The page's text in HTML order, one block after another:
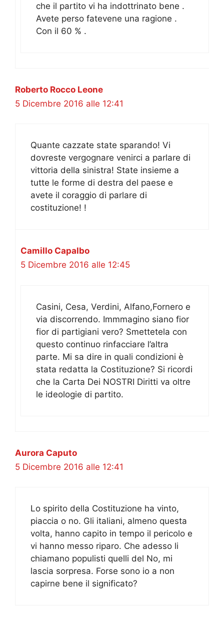
che il partito vi ha indottrinato bene .
Avete perso fatevene una ragione .
Con il 60 % .
Roberto Rocco Leone
5 Dicembre 2016 alle 12:41
Quante cazzate state sparando! Vi
dovreste vergognare venirci a parlare di
vittoria della sinistra! State insieme a
tutte le forme di destra del paese e
avete il coraggio di parlare di
costituzione! !
Camillo Capalbo
5 Dicembre 2016 alle 12:45
Casini, Cesa, Verdini, Alfano,Fornero e
via discorrendo. Immmagino siano fior
fior di partigiani vero? Smettetela con
questo continuo rinfacciare l’altra
parte. Mi sa dire in quali condizioni è
stata redatta la Costituzione? Si ricordi
che la Carta Dei NOSTRI Diritti va oltre
le ideologie di partito.
Aurora Caputo
5 Dicembre 2016 alle 12:41
Lo spirito della Costituzione ha vinto,
piaccia o no. Gli italiani, almeno questa
volta, hanno capito in tempo il pericolo e
vi hanno messo riparo. Che adesso li
chiamano populisti quelli del No, mi
lascia sorpresa. Forse sono io a non
capirne bene il significato?